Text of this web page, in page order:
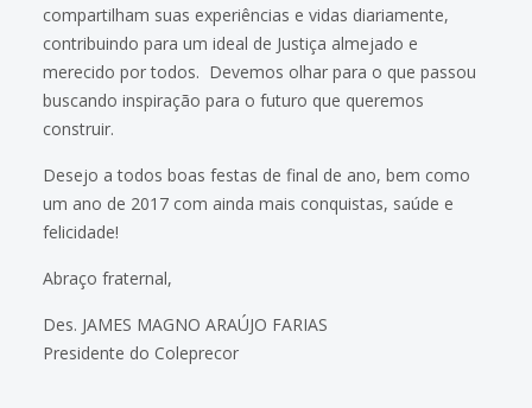
compartilham suas experiências e vidas diariamente,
contribuindo para um ideal de Justiça almejado e
merecido por todos. Devemos olhar para o que passou
buscando inspiração para o futuro que queremos
construir.
Desejo a todos boas festas de final de ano, bem como
um ano de 2017 com ainda mais conquistas, saúde e
felicidade!
Abraço fraternal,
Des. JAMES MAGNO ARAÚJO FARIAS
Presidente do Coleprecor